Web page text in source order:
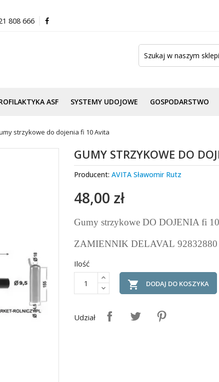
808 666
ASF SYSTEMY UDOJOWE GOSPODARSTWO
strzykowe do dojenia fi 10 Avita
GUMY STRZYKOWE DO
Producent: AVITA Sławomir Rutz
48,00 zł
Gumy strzykowe DO DOJENIA fi
ZAMIENNIK DELAVAL 92832880
Ilość
 DODAJ DO KOSZYKA
Udział